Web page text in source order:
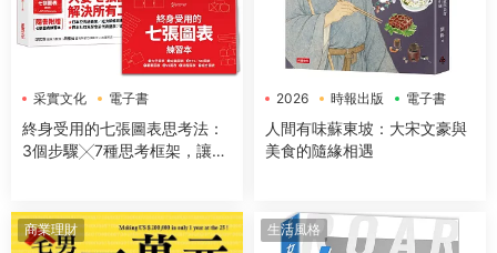
采實文化 電子書
終身受用的七張圖表思考法：
3個步驟╳7種思考框架，讓你
表練習本】
2026 時報出版 電子書
人間有味蘇東坡：大宋文豪與
美食的隨緣相遇
商業理財 生活風格